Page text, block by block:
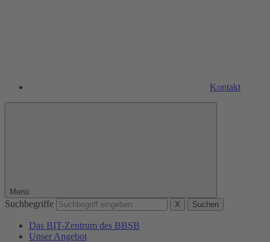
Kontakt
Menü
Suchbegriffe X Suchen
Das BIT-Zentrum des BBSB
Unser Angebot